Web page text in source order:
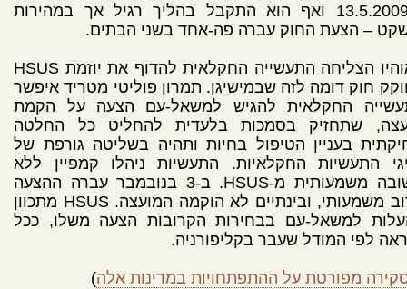
ב-13.5.2009 ואף הוא התקבל בהליך רגיל אך במהירות
– הצעת החוק עברה פה-אחד בשני הבתים.
באוהיו הצליחה התעשייה החקלאית להדוף את יוזמת HSUS
חוק דומה לזה שבמישיגן. תמרון פוליטי מטריד איפשר
החקלאית להגיש למשאל-עם הצעה על הקמת
שתחזיק בסמכות בלעדית להחליט כל החלטה
בעניין הטיפול בחיות ותהיה בשליטה גורפת של
התעשיות החקלאיות. התעשיות ניהלו קמפיין ללא
תשובה משמעותית מ-HSUS. ב-3 בנובמבר עברה ההצעה
ברוב משמעותי, ובינתיים לא הוקמה המועצה. HSUS מתכוון
למשאל-עם בבחירות הקרובות הצעה משלו, ככל
לפי המודל שעבר בקליפורניה.
מפורטת על ההתפתחויות במדינות אלה)